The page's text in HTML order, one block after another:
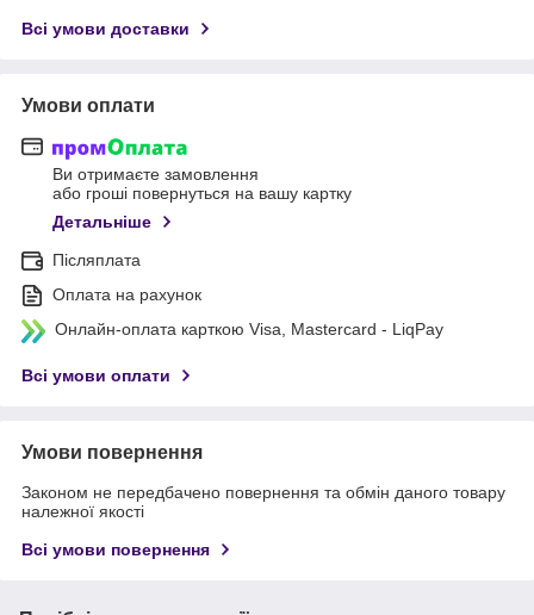
Всі умови доставки
Умови оплати
Ви отримаєте замовлення
або гроші повернуться на вашу картку
Детальніше
Післяплата
Оплата на рахунок
Онлайн-оплата карткою Visa, Mastercard - LiqPay
Всі умови оплати
Умови повернення
Законом не передбачено повернення та обмін даного товару
належної якості
Всі умови повернення